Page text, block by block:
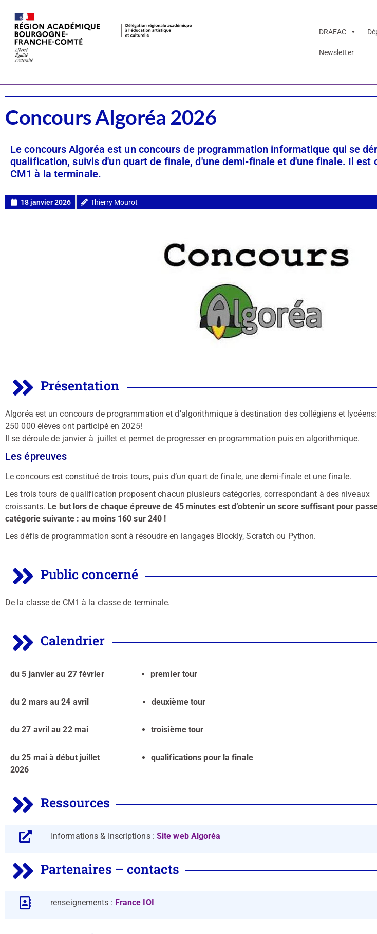
DRAEAC
Newsletter
Concours Algoréa 2026
Le concours Algoréa est un concours de programmation informatique qui se
qualification, suivis d'un quart de finale, d'une demi-finale et d'une finale. Il est
CM1 à la terminale.
18 janvier 2026 Thierry Mourot
Présentation
Algoréa est un concours de programmation et d’algorithmique à destination des collégiens et
250 000 élèves ont participé en 2025!
Il se déroule de janvier à juillet et permet de progresser en programmation puis en algorithmique.
Les épreuves
Le concours est constitué de trois tours, puis d’un quart de finale, une demi-finale et une finale.
Les trois tours de qualification proposent chacun plusieurs catégories, correspondant à des niveaux
croissants. Le but lors de chaque épreuve de 45 minutes est d’obtenir un score suffisant pour
catégorie suivante : au moins 160 sur 240 !
Les défis de programmation sont à résoudre en langages Blockly, Scratch ou Python.
Public concerné
De la classe de CM1 à la classe de terminale.
Calendrier
du 5 janvier au 27 février premier tour
du 2 mars au 24 avril deuxième tour
du 27 avril au 22 mai troisième tour
du 25 mai à début juillet
2026
qualifications pour la finale
Ressources
Informations & inscriptions : Site web Algoréa
Partenaires – contacts
renseignements : France IOI